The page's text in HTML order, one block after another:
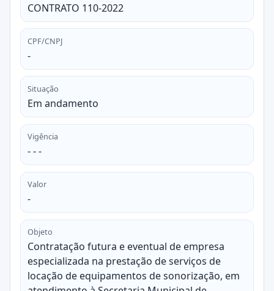
CONTRATO 110-2022
CPF/CNPJ
-
Situação
Em andamento
Vigência
- - -
Valor
-
Objeto
Contratação futura e eventual de empresa
especializada na prestação de serviços de
locação de equipamentos de sonorização, em